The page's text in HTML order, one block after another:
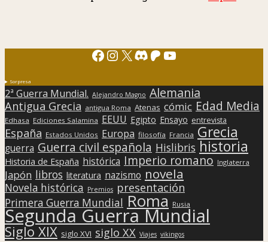
Facebook
Instagram
X Discord
Patreon
YouTube
Sorpresa
2ª Guerra Mundial. Alejandro Magno Alemania
Antigua Grecia antigua Roma Atenas cómic Edad Media
Edhasa Ediciones Salamina EEUU Egipto Ensayo entrevista
España Estados Unidos Europa filosofía Francia Grecia
guerra Guerra civil española Hislibris historia
Historia de España histórica Imperio romano Inglaterra
Japón libros literatura nazismo novela
Novela histórica Premios presentación
Primera Guerra Mundial Roma Rusia
Segunda Guerra Mundial
Siglo XIX siglo XVI siglo XX Viajes vikingos